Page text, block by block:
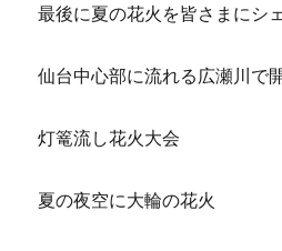
最後に夏の花火を皆さまにシ
仙台中心部に流れる広瀬川で
灯篭流し花火大会
夏の夜空に大輪の花火